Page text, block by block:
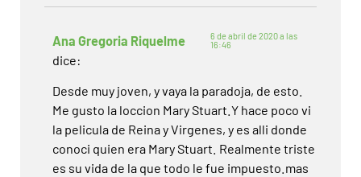
Ana Gregoria Riquelme
dice:
6 de abril de 2020 a las
16:46
Desde muy joven, y vaya la paradoja, de esto.
Me gusto la loccion Mary Stuart.Y hace poco vi
la pelicula de Reina y Virgenes, y es alli donde
conoci quien era Mary Stuart. Realmente triste
es su vida de la que todo le fue impuesto.mas